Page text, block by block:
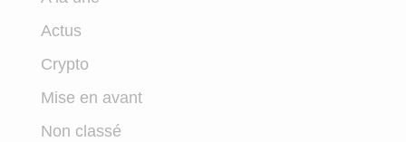
Actus
Crypto
Mise en avant
Non classé